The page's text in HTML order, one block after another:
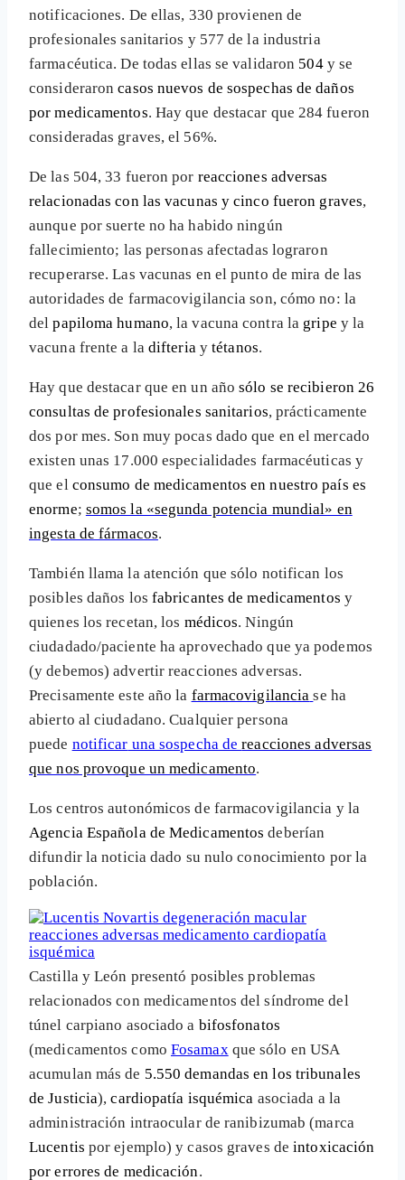
notificaciones. De ellas, 330 provienen de
profesionales sanitarios y 577 de la industria
farmacéutica. De todas ellas se validaron 504y se
consideraroncasos nuevos de sospechas de daños
por medicamentos. Hay que destacar que 284 fueron
consideradas graves, el 56%.
De las 504, 33 fueron por reacciones adversas
relacionadas con las vacunas y cinco fueron graves,
aunque por suerte no ha habido ningún
fallecimiento; las personas afectadas lograron
recuperarse. Las vacunas en el punto de mira de las
autoridades de farmacovigilancia son, cómo no: la
delpapiloma humano, la vacuna contra la gripe y la
vacuna frente a la difteria ytétanos.
Hay que destacar que en un añosólo se recibieron 26
consultas de profesionales sanitarios, prácticamente
dos por mes. Son muy pocas dado que en el mercado
existen unas 17.000 especialidades farmacéuticas y
que el consumo de medicamentos en nuestro país es
enorme; somos la «segunda potencia mundial» en
ingesta de fármacos.
También llama la atención que sólo notifican los
posibles daños los fabricantes de medicamentos y
quienes los recetan, los médicos. Ningún
ciudadado/paciente ha aprovechado que ya podemos
(y debemos) advertir reacciones adversas.
Precisamente este año la farmacovigilancia se ha
abierto al ciudadano. Cualquier persona
puede notificar una sospecha dereacciones adversas
que nos provoque un medicamento.
Los centros autonómicos de farmacovigilancia y la
Agencia Española de Medicamentos deberían
difundir la noticia dado su nulo conocimiento por la
población.
Castilla y León presentó posibles problemas
relacionados con medicamentos del síndrome del
túnel carpiano asociado a bifosfonatos
(medicamentos como Fosamax que sólo en USA
acumulan más de 5.550 demandas en los tribunales
de Justicia),cardiopatía isquémica asociada a la
administración intraocular de ranibizumab (marca
Lucentis por ejemplo) y casos graves deintoxicación
por errores de medicación.